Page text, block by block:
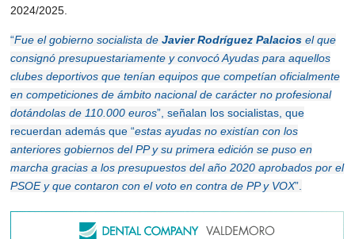
2024/2025.
“Fue el gobierno socialista deJavier Rodríguez Palacios el que
consignó presupuestariamente y convocó Ayudas para aquellos
clubes deportivos que tenían equipos que competían oficialmente
en competiciones de ámbito nacional de carácter no profesional
dotándolas de 110.000 euros”, señalan los socialistas, que
recuerdan además que “estas ayudas no existían con los
anteriores gobiernos del PP y su primera edición se puso en
marcha gracias a los presupuestos del año 2020 aprobados por el
PSOE y que contaron con el voto en contra de PP y VOX”.